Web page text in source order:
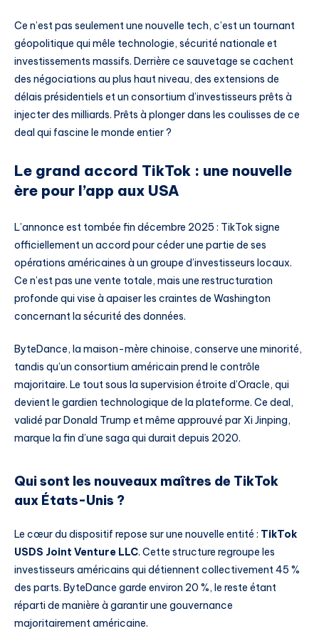
Ce n’est pas seulement une nouvelle tech, c’est un tournant
géopolitique qui mêle technologie, sécurité nationale et
investissements massifs. Derrière ce sauvetage se cachent
des négociations au plus haut niveau, des extensions de
délais présidentiels et un consortium d’investisseurs prêts à
injecter des milliards. Prêts à plonger dans les coulisses de ce
deal qui fascine le monde entier ?
Le grand accord TikTok : une nouvelle
ère pour l’app aux USA
L’annonce est tombée fin décembre 2025 : TikTok signe
officiellement un accord pour céder une partie de ses
opérations américaines à un groupe d’investisseurs locaux.
Ce n’est pas une vente totale, mais une restructuration
profonde qui vise à apaiser les craintes de Washington
concernant la sécurité des données.
ByteDance, la maison-mère chinoise, conserve une minorité,
tandis qu’un consortium américain prend le contrôle
majoritaire. Le tout sous la supervision étroite d’Oracle, qui
devient le gardien technologique de la plateforme. Ce deal,
validé par Donald Trump et même approuvé par Xi Jinping,
marque la fin d’une saga qui durait depuis 2020.
Qui sont les nouveaux maîtres de TikTok
aux États-Unis ?
Le cœur du dispositif repose sur une nouvelle entité : TikTok
USDS Joint Venture LLC. Cette structure regroupe les
investisseurs américains qui détiennent collectivement 45 %
des parts. ByteDance garde environ 20 %, le reste étant
réparti de manière à garantir une gouvernance
majoritairement américaine.